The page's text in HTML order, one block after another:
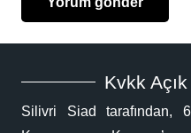
Kvkk
Silivri Siad tarafından,